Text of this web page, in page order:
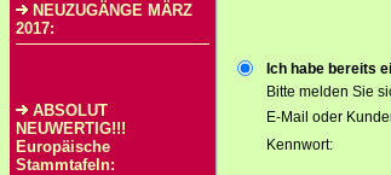
NEUZUGÄNGE MÄRZ
2017:
ABSOLUT
NEUWERTIG!!!
Europäische
Stammtafeln:
Ich habe bereits
Bitte melden Sie
E-Mail oder
Kennwort: